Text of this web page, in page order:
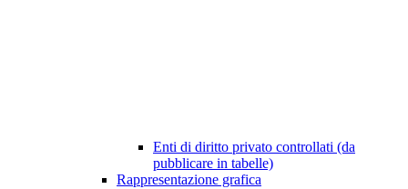
Enti di diritto privato controllati (da
pubblicare in tabelle)
Rappresentazione grafica